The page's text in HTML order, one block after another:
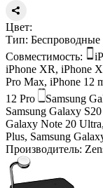
Цвет:
Тип: Беспроводные
Совместимость:
iPhone XR, iPhone
Pro Max, iPhone 12
12 Pro
Samsung
Samsung Galaxy
Galaxy Note 20
Plus, Samsung
Производитель: